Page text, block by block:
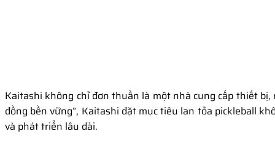
Kaitashi không chỉ đơn thuần là một nhà cung cấp thiết
đồng bền vững”, Kaitashi đặt mục tiêu lan tỏa pickleball
và phát triển lâu dài.